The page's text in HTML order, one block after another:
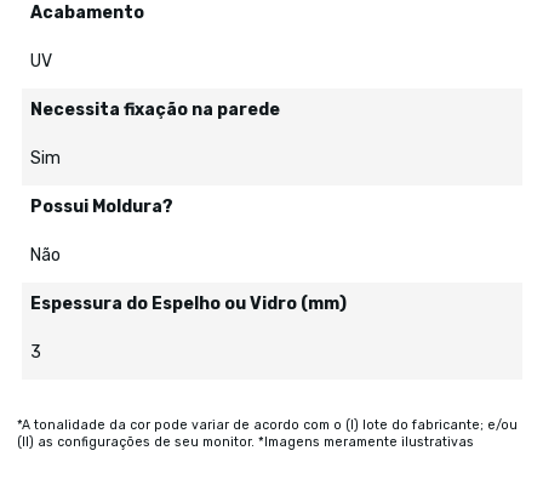
Acabamento
UV
Necessita fixação na parede
Sim
Possui Moldura?
Não
Espessura do Espelho ou Vidro (mm)
3
*A tonalidade da cor pode variar de acordo com o (I) lote do fabricante; e/ou
(II) as configurações de seu monitor. *Imagens meramente ilustrativas